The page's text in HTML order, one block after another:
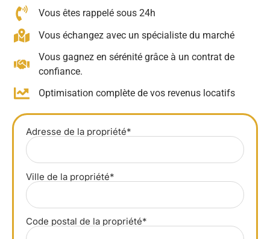
Vous êtes rappelé sous 24h
Vous échangez avec un spécialiste du marché
Vous gagnez en sérénité grâce à un contrat de
confiance.
Optimisation complète de vos revenus locatifs
Adresse de la propriété*
Ville de la propriété*
Code postal de la propriété*